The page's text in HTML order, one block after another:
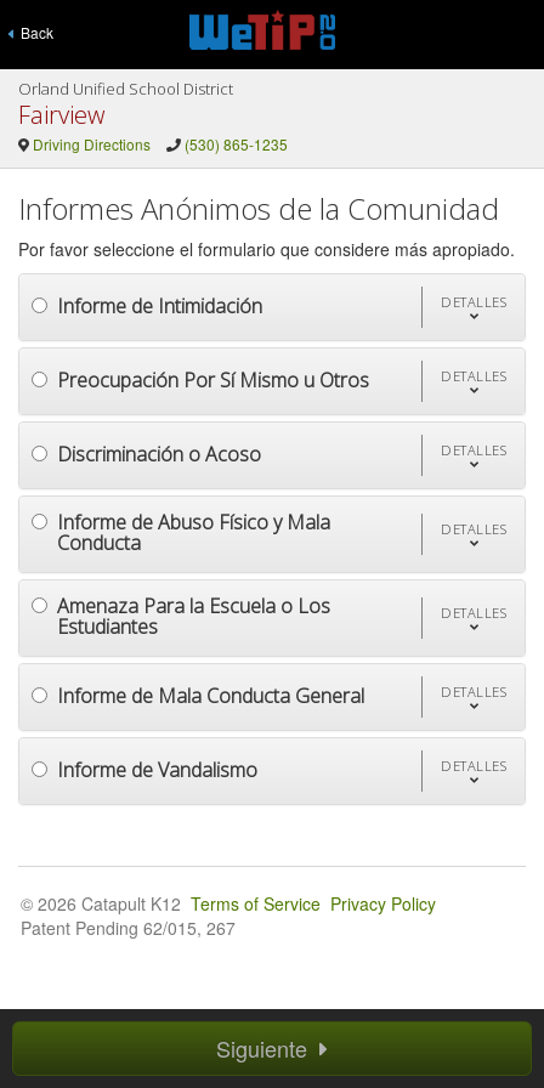
Back
Orland Unified School District
Fairview
Driving Directions (530) 865-1235
Informes Anónimos de la Comunidad
Por favor seleccione el formulario que considere más apropiado.
Informe de Intimidación DETALLES
Preocupación Por Sí Mismo u Otros DETALLES
Discriminación o Acoso DETALLES
Informe de Abuso Físico y Mala
Conducta
DETALLES
Amenaza Para la Escuela o Los
Estudiantes
DETALLES
Informe de Mala Conducta General DETALLES
Informe de Vandalismo DETALLES
Siguiente
© 2026 Catapult K12 Terms of Service Privacy Policy
Patent Pending 62/015, 267